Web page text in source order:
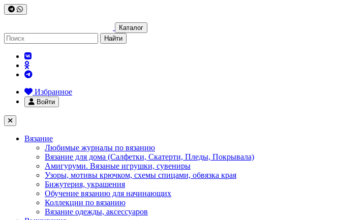
Каталог
Найти
Избранное
Войти
Вязание
Любимые журналы по вязанию
Вязание для дома (Салфетки, Скатерти, Пледы, Покрывала)
Амигуруми. Вязаные игрушки, сувениры
Узоры, мотивы крючком, схемы спицами, обвязка края
Бижутерия, украшения
Обучение вязанию для начинающих
Коллекции по вязанию
Вязание одежды, аксессуаров